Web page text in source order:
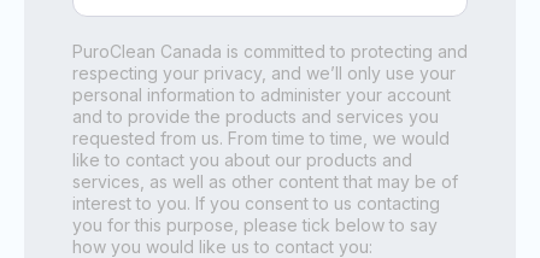
PuroClean Canada is committed to protecting and
respecting your privacy, and we’ll only use your
personal information to administer your account
and to provide the products and services you
requested from us. From time to time, we would
like to contact you about our products and
services, as well as other content that may be of
interest to you. If you consent to us contacting
you for this purpose, please tick below to say
how you would like us to contact you: